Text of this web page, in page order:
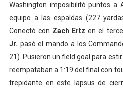
Washington imposibilitó puntos a
equipo a las espaldas (227
Conectó con Zach Ertz en el
Jr. pasó el mando a los
21). Pusieron un field goal para
reempataban a 1:19 del final con
trepidante en este lapsus de